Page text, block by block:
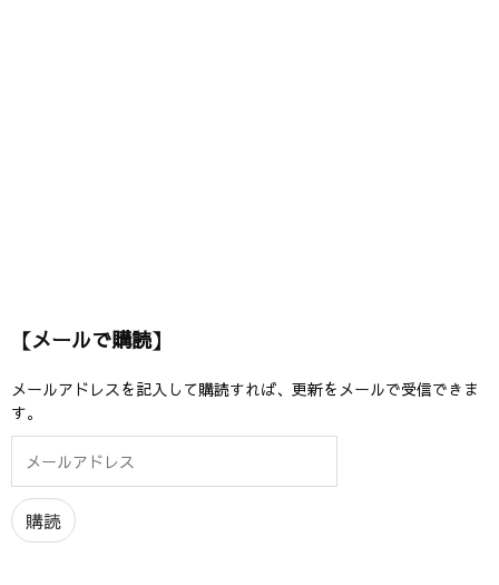
【メールで購読】
メールアドレスを記入して購読すれば、更新をメールで受信できま
す。
ル
ア
ド
購読